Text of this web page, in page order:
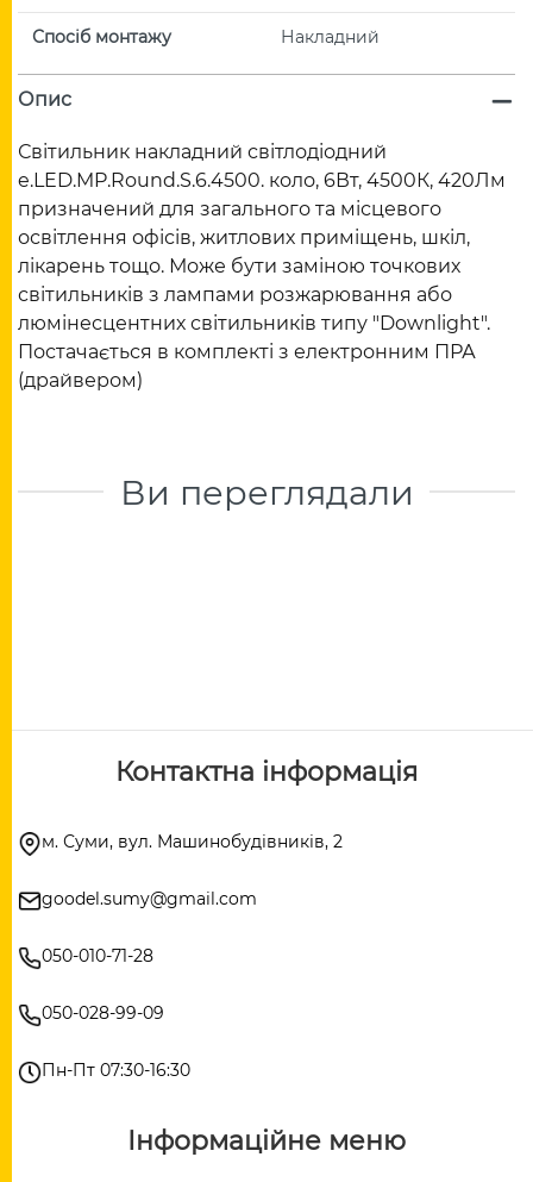
Спосіб монтажу Накладний
Опис
Світильник накладний світлодіодний
e.LED.MP.Round.S.6.4500. коло, 6Вт, 4500К, 420Лм
призначений для загального та місцевого
освітлення офісів, житлових приміщень, шкіл,
лікарень тощо. Може бути заміною точкових
світильників з лампами розжарювання або
люмінесцентних світильників типу "Downlight".
Постачається в комплекті з електронним ПРА
(драйвером)
Ви переглядали
Контактна інформація
м. Суми, вул. Машинобудівників, 2
goodel.sumy@gmail.com
050-010-71-28
050-028-99-09
Пн-Пт 07:30-16:30
Інформаційне меню